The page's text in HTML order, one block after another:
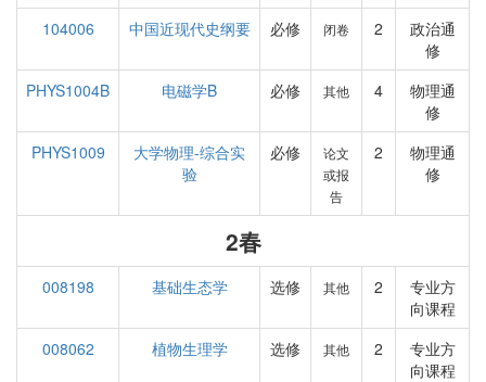
104006
中国近现代史纲要 必修 闭卷 2
政治通
修
PHYS1004B
电磁学B 必修 其他 4
物理通
修
PHYS1009
大学物理-综合实
验
必修
论文
或报
告
2
物理通
修
2春
008198 基础生态学 选修 其他 2
专业方
向课程
008062
植物生理学 选修 其他 2
专业方
向课程